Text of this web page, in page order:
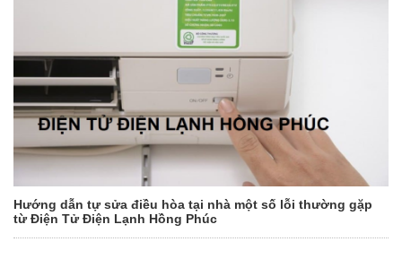
Hướng dẫn tự sửa điều hòa tại nhà một số lỗi thường gặp
từ Điện Tử Điện Lạnh Hồng Phúc